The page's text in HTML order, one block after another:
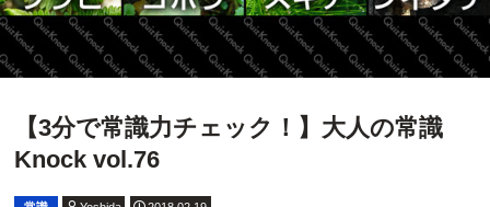
【3分で常識力チェック！】大人の常識
Knock vol.76